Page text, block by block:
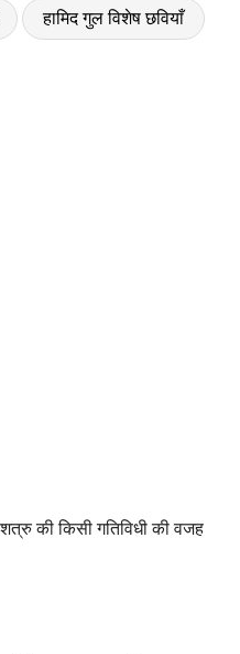
हामिद गुल विशेष छवियाँ
की किसी गतिविधी की वजह